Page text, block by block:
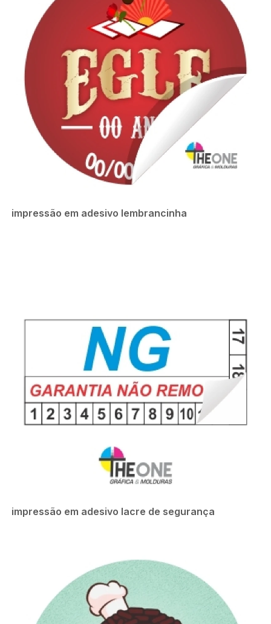
impressão em adesivo lembrancinha
impressão em adesivo lacre de segurança